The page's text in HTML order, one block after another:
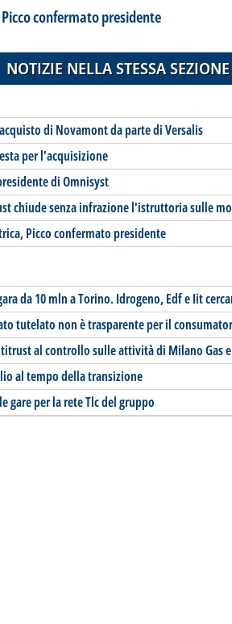
confermato presidente
NOTIZIE NELLA STESSA SEZIONE
di Novamont da parte di Versalis
per l'acquisizione
di Omnisyst
chiude senza infrazione l'istruttoria sulle
Picco confermato presidente
da 10 mln a Torino. Idrogeno, Edf e Iit
tutelato non è trasparente per il
al controllo sulle attività di Milano Gas e
al tempo della transizione
gare per la rete Tlc del gruppo